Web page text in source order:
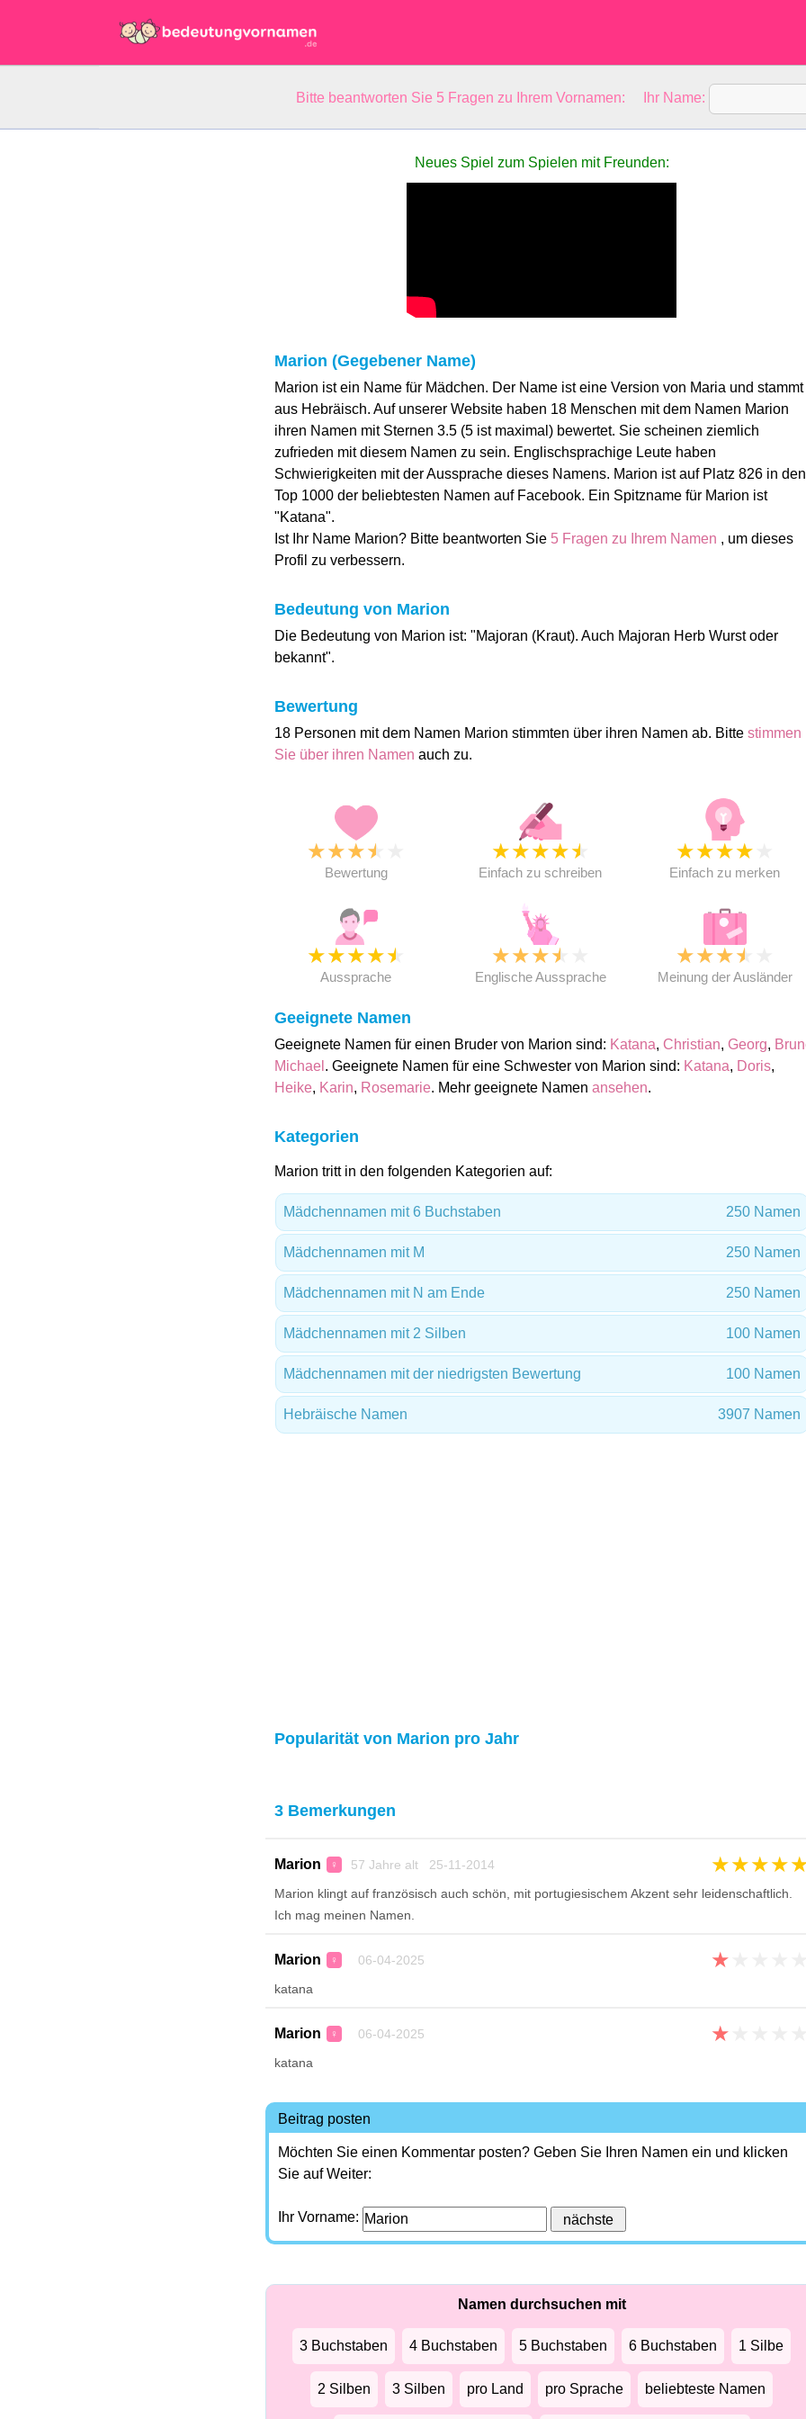
Bitte beantworten Sie 5 Fragen zu Ihrem Vornamen: Ihr Name:
Neues Spiel zum Spielen mit Freunden:
Marion (Gegebener Name)
Marion ist ein Name für Mädchen. Der Name ist eine Version von Maria und stammt
aus Hebräisch. Auf unserer Website haben 18 Menschen mit dem Namen Marion
ihren Namen mit Sternen 3.5 (5 ist maximal) bewertet. Sie scheinen ziemlich
zufrieden mit diesem Namen zu sein. Englischsprachige Leute haben
Schwierigkeiten mit der Aussprache dieses Namens. Marion ist auf Platz 826 in den
Top 1000 der beliebtesten Namen auf Facebook. Ein Spitzname für Marion ist
"Katana".
Ist Ihr Name Marion? Bitte beantworten Sie 5 Fragen zu Ihrem Namen , um dieses
Profil zu verbessern.
Bedeutung von Marion
Die Bedeutung von Marion ist: "Majoran (Kraut). Auch Majoran Herb Wurst oder
bekannt".
Bewertung
18 Personen mit dem Namen Marion stimmten über ihren Namen ab. Bitte stimmen
Sie über ihren Namen auch zu.
★★★★
Bewertung
★★★★★
Einfach zu schreiben
★★★★
Einfach zu merken
★★★★★
Aussprache
★★★★
Englische Aussprache
★★★★
Meinung der Ausländer
Geeignete Namen
Geeignete Namen für einen Bruder von Marion sind: Katana, Christian, Georg,
Michael . Geeignete Namen für eine Schwester von Marion sind: Katana, Doris,
Heike, Karin, Rosemarie. Mehr geeignete Namen ansehen.
Kategorien
Marion tritt in den folgenden Kategorien auf:
Mädchennamen mit 6 Buchstaben 250 Namen
Mädchennamen mit M 250 Namen
Mädchennamen mit N am Ende 250 Namen
Mädchennamen mit 2 Silben 100 Namen
Mädchennamen mit der niedrigsten Bewertung 100 Namen
Hebräische Namen 3907 Namen
Popularität von Marion pro Jahr
3 Bemerkungen
Marion ♀ 57 Jahre alt 25-11-2014 ★★★★
Marion klingt auf französisch auch schön, mit portugiesischem Akzent sehr leidenschaftlich.
Ich mag meinen Namen.
Marion ♀ 06-04-2025 ★
katana
Marion ♀ 06-04-2025 ★
katana
Beitrag posten
Möchten Sie einen Kommentar posten? Geben Sie Ihren Namen ein und klicken
Sie auf Weiter:
Ihr Vorname:
Namen durchsuchen mit
3 Buchstaben 4 Buchstaben 5 Buchstaben 6 Buchstaben 1 Silbe
2 Silben 3 Silben pro Land pro Sprache beliebteste Namen